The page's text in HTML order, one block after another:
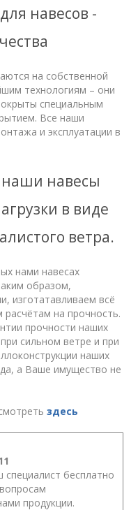
навесов -
на собственной
технологиям – они
специальным
Все наши
и эксплуатации в
навесы
в виде
ветра.
нами навесах
образом,
изготатавливаем всё
расчётам на прочность.
прочности наших
сильном ветре и при
наших
а Ваше имущество не
здесь
специалист бесплатно
продукции.